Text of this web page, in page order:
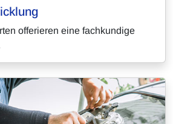
offerieren eine fachkundige